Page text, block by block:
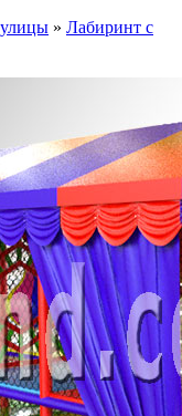
» Лабиринт с